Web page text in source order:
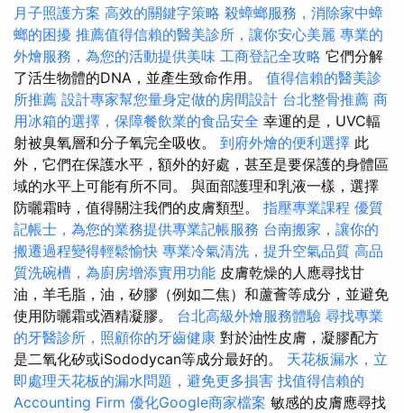
月子照護方案 高效的關鍵字策略 殺蟑螂服務，消除家中蟑
螂的困擾 推薦值得信賴的醫美診所，讓你安心美麗 專業的
外燴服務，為您的活動提供美味 工商登記全攻略 它們分解
了活生物體的DNA，並產生致命作用。 值得信賴的醫美診
所推薦 設計專家幫您量身定做的房間設計 台北整骨推薦 商
用冰箱的選擇，保障餐飲業的食品安全 幸運的是，UVC輻
射被臭氧層和分子氧完全吸收。 到府外燴的便利選擇 此
外，它們在保護水平，額外的好處，甚至是要保護的身體區
域的水平上可能有所不同。 與面部護理和乳液一樣，選擇
防曬霜時，值得關注我們的皮膚類型。 指壓專業課程 優質
記帳士，為您的業務提供專業記帳服務 台南搬家，讓你的
搬遷過程變得輕鬆愉快 專業冷氣清洗，提升空氣品質 高品
質洗碗槽，為廚房增添實用功能 皮膚乾燥的人應尋找甘
油，羊毛脂，油，矽膠（例如二焦）和蘆薈等成分，並避免
使用防曬霜或酒精凝膠。 台北高級外燴服務體驗 尋找專業
的牙醫診所，照顧你的牙齒健康 對於油性皮膚，凝膠配方
是二氧化矽或iSododycan等成分最好的。 天花板漏水，立
即處理天花板的漏水問題，避免更多損害 找值得信賴的
Accounting Firm 優化Google商家檔案 敏感的皮膚應尋找